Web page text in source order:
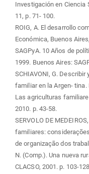
Investigación en Ciencia
11, p. 71- 100.
ROIG, A. El desarrollo
Económica, Buenos
SAGPyA. 10 Años de
1999. Buenos Aires:
SCHIAVONI, G.
familiar en la Argen- tina.
Las agriculturas
2010. p. 43-58.
SERVOLO DE
familiares:
de organização dos
N. (Comp.). Una nueva
CLACSO, 2001. p. 103-